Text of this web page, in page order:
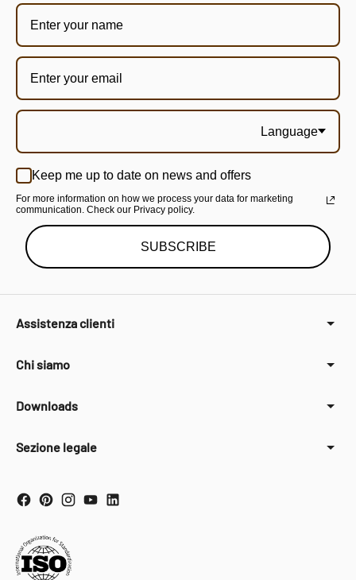
Language
Keep me up to date on news and offers
For more information on how we process your data for marketing
communication. Check our Privacy policy.
SUBSCRIBE
Assistenza clienti
Chi siamo
Downloads
Sezione legale